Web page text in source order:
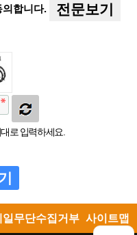
의합니다. 전문보기
로 입력하세요.
일무단수집거부 사이트맵